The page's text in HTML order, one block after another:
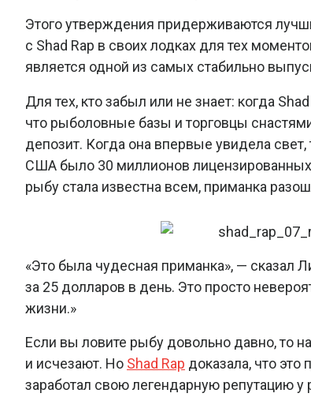
Этого утверждения придерживаются
с Shad Rap в своих лодках для тех
является одной из самых стабильно
Для тех, кто забыл или не знает: когда
что рыболовные базы и торговцы
депозит. Когда она впервые увидела
США было 30 миллионов
рыбу стала известна всем, приманка
«Это была чудесная приманка», — сказал
за 25 долларов в день. Это просто
жизни.»
Если вы ловите рыбу довольно давно, то
и исчезают. Но Shad Rap доказала, что
заработал свою легендарную репутацию